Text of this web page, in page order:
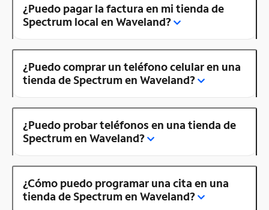
¿Puedo pagar la factura en mi tienda de
Spectrum local en Waveland?
¿Puedo comprar un teléfono celular en una
tienda de Spectrum en Waveland?
¿Puedo probar teléfonos en una tienda de
Spectrum en Waveland?
¿Cómo puedo programar una cita en una
tienda de Spectrum en Waveland?